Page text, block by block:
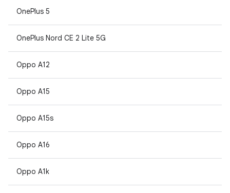
OnePlus 5
OnePlus Nord CE 2 Lite 5G
Oppo A12
Oppo A15
Oppo A15s
Oppo A16
Oppo A1k